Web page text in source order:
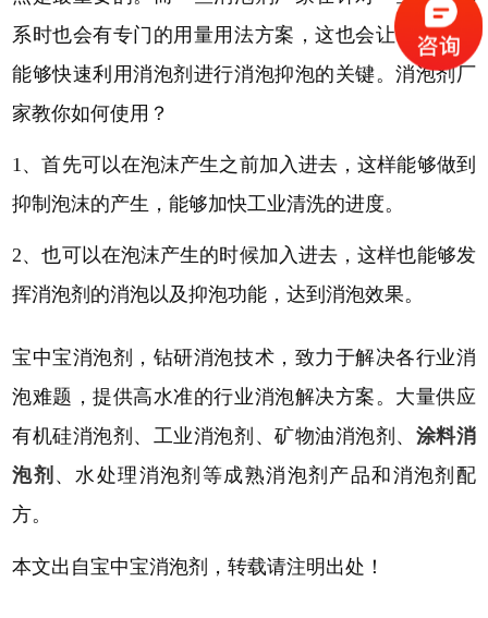
系时也会有专门的用量用法方案，这也会让一些客户
能够快速利用消泡剂进行消泡抑泡的关键。消泡剂厂
家教你如何使用？
1、首先可以在泡沫产生之前加入进去，这样能够做到
抑制泡沫的产生，能够加快工业清洗的进度。
2、也可以在泡沫产生的时候加入进去，这样也能够发
挥消泡剂的消泡以及抑泡功能，达到消泡效果。
宝中宝消泡剂，钻研消泡技术，致力于解决各行业消
泡难题，提供高水准的行业消泡解决方案。大量供应
有机硅消泡剂、工业消泡剂、矿物油消泡剂、 涂料消
泡剂 、水处理消泡剂等成熟消泡剂产品和消泡剂配
方。
本文出自宝中宝消泡剂，转载请注明出处！